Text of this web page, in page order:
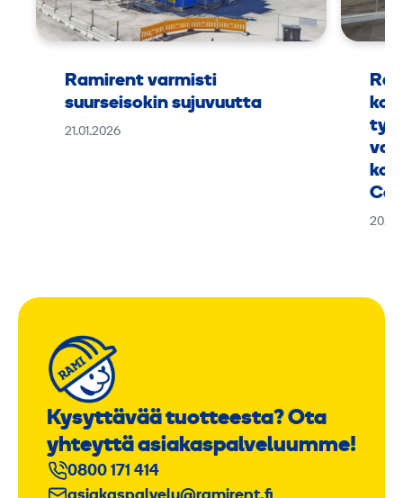
Ramirent varmisti
suurseisokin sujuvuutta
21.01.2026
Kysyttävää tuotteesta? Ota
yhteyttä asiakaspalveluumme!
0800 171 414